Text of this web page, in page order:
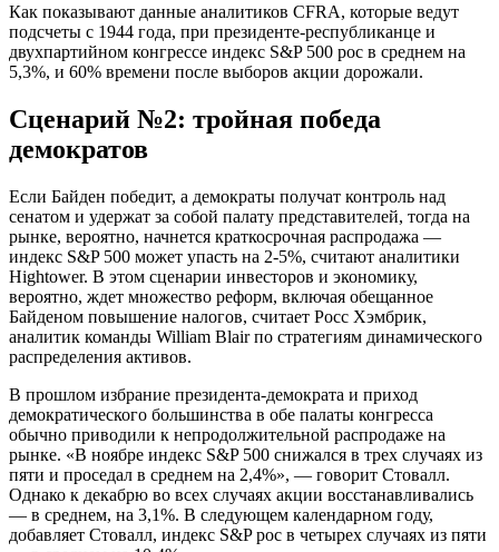
Как показывают данные аналитиков CFRA, которые ведут
подсчеты с 1944 года, при президенте-республиканце и
двухпартийном конгрессе индекс S&P 500 рос в среднем на
5,3%, и 60% времени после выборов акции дорожали.
Сценарий №2: тройная победа
демократов
Если Байден победит, а демократы получат контроль над
cенатом и удержат за собой палату представителей, тогда на
рынке, вероятно, начнется краткосрочная распродажа —
индекс S&P 500 может упасть на 2-5%, считают аналитики
Hightower. В этом сценарии инвесторов и экономику,
вероятно, ждет множество реформ, включая обещанное
Байденом повышение налогов, считает Росс Хэмбрик,
аналитик команды William Blair по стратегиям динамического
распределения активов.
В прошлом избрание президента-демократа и приход
демократического большинства в обе палаты конгресса
обычно приводили к непродолжительной распродаже на
рынке. «В ноябре индекс S&P 500 снижался в трех случаях из
пяти и проседал в среднем на 2,4%», — говорит Стовалл.
Однако к декабрю во всех случаях акции восстанавливались
— в среднем, на 3,1%. В следующем календарном году,
добавляет Стовалл, индекс S&P рос в четырех случаях из пяти